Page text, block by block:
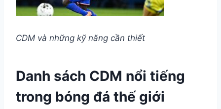
CDM và những kỹ năng cần thiết
Danh sách CDM nổi tiếng
trong bóng đá thế giới